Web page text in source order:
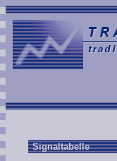
Signaltabelle